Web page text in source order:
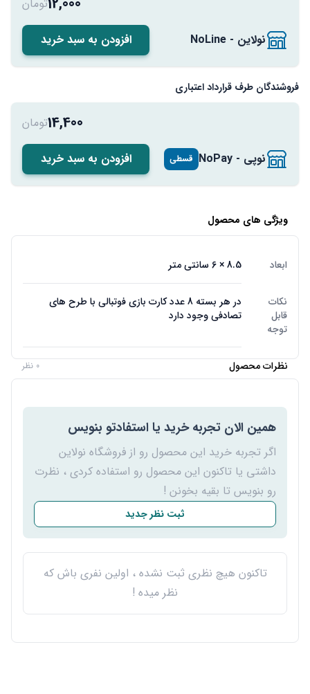
نولاین - NoLine
تومان
افزودن به سبد خرید
فروشندگان طرف قرارداد اعتباری
نوپی - NoPay قسطی
14,400تومان
افزودن به سبد خرید
ویژگی های محصول
ابعاد 8.5 × 6 سانتی متر
نکات
قابل
توجه
در هر بسته 8 عدد کارت بازی فوتبالی با طرح های
تصادفی وجود دارد
نظرات محصول 0 نظر
همین الان تجربه خرید یا استفادتو بنویس
اگر تجربه خرید این محصول رو از فروشگاه نولاین
داشتی یا تاکنون این محصول رو استفاده کردی ، نظرت
رو بنویس تا بقیه بخونن !
ثبت نظر جدید
تاکنون هیچ نظری ثبت نشده ، اولین نفری باش که
نظر میده !